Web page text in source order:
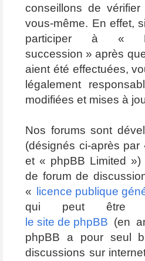
conseillons de vérifier
vous-même. En effet,
participer à «
succession » après
aient été effectuées,
légalement
modifiées et mises à
Nos forums sont
(désignés ci-après
et « phpBB Limited »)
de forum de
«
licence publique
qui peut être
le site de phpBB (en
phpBB a pour seul
discussions sur